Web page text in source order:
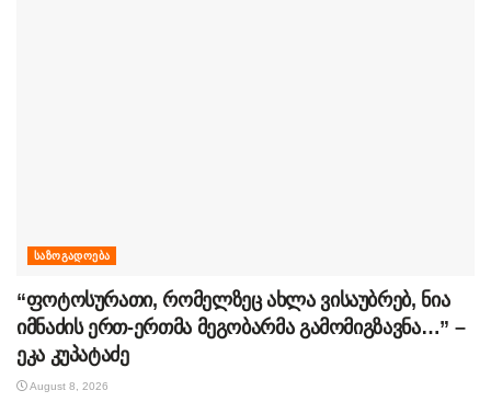
ᲡᲐᲖᲝᲒᲐᲓᲝᲔᲑᲐ
“ფოტოსურათი, რომელზეც ახლა ვისაუბრებ, ნია
იმნაძის ერთ-ერთმა მეგობარმა გამომიგზავნა…” –
ეკა კუპატაძე
August 8, 2026